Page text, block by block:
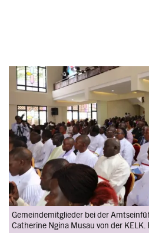
Image
Gemeindemitglieder bei der
Catherine Ngina Musau von der